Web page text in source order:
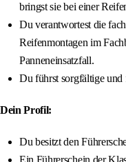
bringst sie bei einer
Du verantwortest die
Reifenmontagen im
Panneneinsatzfall.
Du führst sorgfältige und
Dein Profil:
Du besitzt den